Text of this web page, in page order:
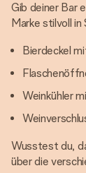
Gib deiner Bar
Marke stilvoll in
Bierdeckel
Weinkühler
Wusstest du,
über die